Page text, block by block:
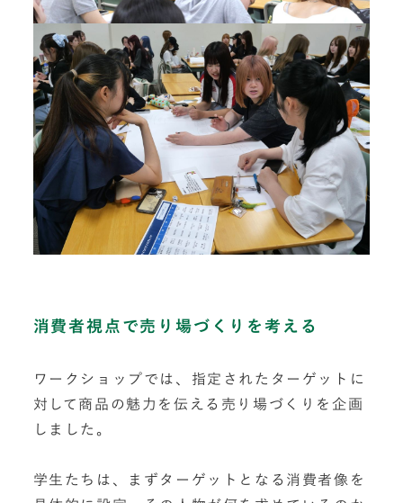
消費者視点で売り場づくりを考える
ワークショップでは、指定されたターゲットに
対して商品の魅力を伝える売り場づくりを企画
しました。
学生たちは、まずターゲットとなる消費者像を